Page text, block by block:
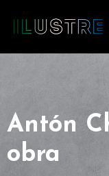
Antón
obra